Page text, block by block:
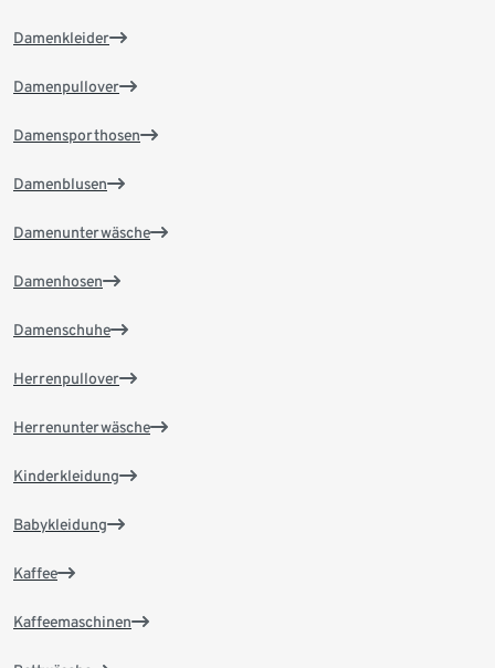
Damenkleider
Damenpullover
Damensporthosen
Damenblusen
Damenunterwäsche
Damenhosen
Damenschuhe
Herrenpullover
Herrenunterwäsche
Kinderkleidung
Babykleidung
Kaffee
Kaffeemaschinen